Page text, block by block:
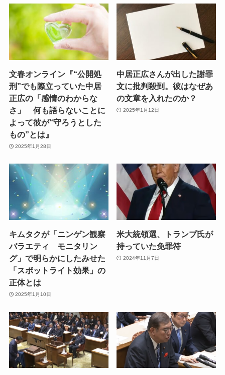
文春オンライン『“公開処
刑”でも際立っていた中居
正広の「感情のわからな
さ」 何も語らないことに
よって彼が“守ろうとした
もの”とは』
2025年1月28日
中居正広さんが出した謝罪
文に批判殺到。彼はなぜあ
の文章を入れたのか？
2025年1月12日
キムタクが「ニンゲン観察
バラエティ モニタリン
グ」で明らかにしたみせた
「スポットライト効果」の
正体とは
2025年1月10日
米大統領選、トランプ氏が
持っていた免罪符
2024年11月7日